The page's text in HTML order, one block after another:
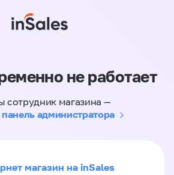
не работает
сотрудник магазина —
администратора
магазин на inSales